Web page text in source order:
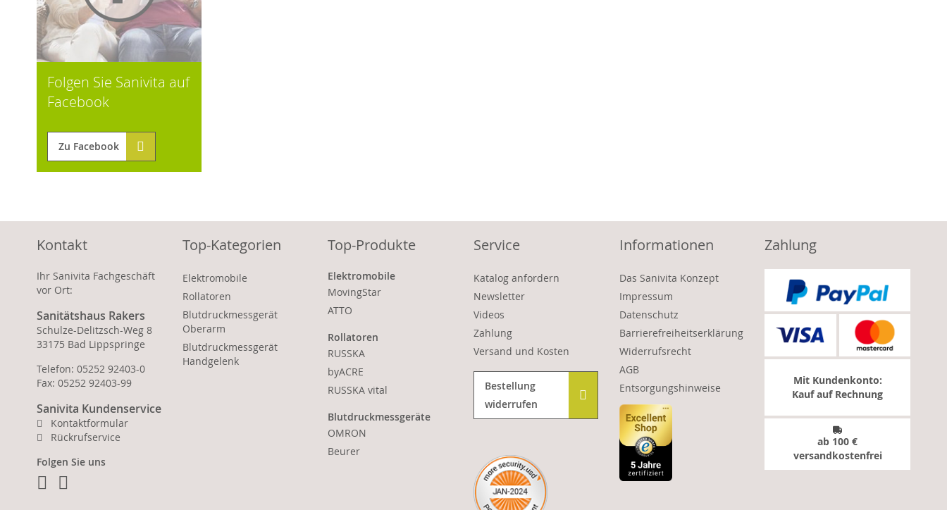
Folgen Sie Sanivita auf
Facebook
Zu Facebook
Kontakt
Ihr Sanivita Fachgeschäft
vor Ort:
Sanitätshaus Rakers
Schulze-Delitzsch-Weg 8
33175 Bad Lippspringe
Telefon: 05252 92403-0
Fax: 05252 92403-99
Sanivita Kundenservice
Kontaktformular
Rückrufservice
Folgen Sie uns
Facebook
Top-Kategorien
Elektromobile
Rollatoren
Blutdruckmessgerät
Oberarm
Blutdruckmessgerät
Handgelenk
Top-Produkte
Elektromobile
MovingStar
ATTO
Rollatoren
RUSSKA
byACRE
RUSSKA vital
Blutdruckmessgeräte
OMRON
Beurer
Service
Katalog anfordern
Newsletter
Videos
Zahlung
Versand und Kosten
Bestellung
widerrufen
Informationen
Das Sanivita Konzept
Impressum
Datenschutz
Barrierefreiheitserklärung
Widerrufsrecht
AGB
Entsorgungshinweise
Zahlung
Mit Kundenkonto:
Kauf auf Rechnung
ab 100 €
versandkostenfrei